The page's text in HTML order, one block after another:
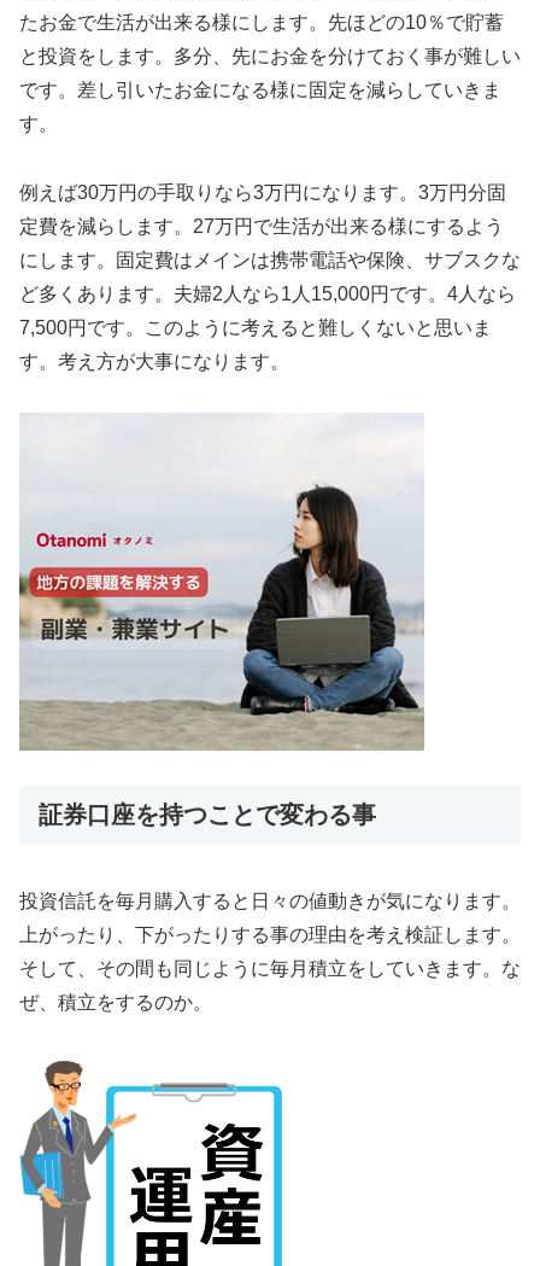
たお金で生活が出来る様にします。先ほどの10％で貯蓄
と投資をします。多分、先にお金を分けておく事が難しい
です。差し引いたお金になる様に固定を減らしていきま
す。
例えば30万円の手取りなら3万円になります。3万円分固
定費を減らします。27万円で生活が出来る様にするよう
にします。固定費はメインは携帯電話や保険、サブスクな
ど多くあります。夫婦2人なら1人15,000円です。4人なら
7,500円です。このように考えると難しくないと思いま
す。考え方が大事になります。
証券口座を持つことで変わる事
投資信託を毎月購入すると日々の値動きが気になります。
上がったり、下がったりする事の理由を考え検証します。
そして、その間も同じように毎月積立をしていきます。な
ぜ、積立をするのか。